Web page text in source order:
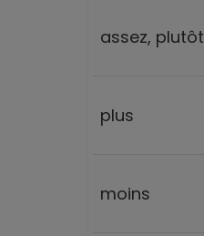
assez, plutôt
plus
moins